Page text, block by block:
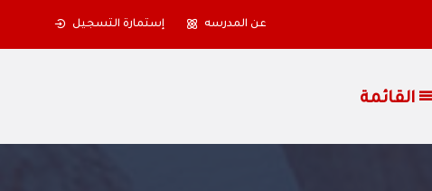
عن المدرسه إستمارة التسجيل